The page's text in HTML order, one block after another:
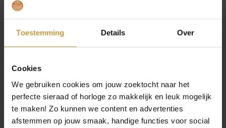
Toestemming Details Over
Cookies
We gebruiken cookies om jouw zoektocht naar het
perfecte sieraad of horloge zo makkelijk en leuk mogelijk
te maken! Zo kunnen we content en advertenties
afstemmen op jouw smaak, handige functies voor social
MEER VAN RAYMOND WEIL
RAYMOND WEIL
TOCCATA HERITAGE
DAMESHORLOGE
5280-STC-500…
Direct leverbaar, 1
Aanbieding!
d
g
RAYMOND WEIL
TANGO
DAMESHORLOGE
5960-STP-30041
Levertijd: 2-3 werkdagen